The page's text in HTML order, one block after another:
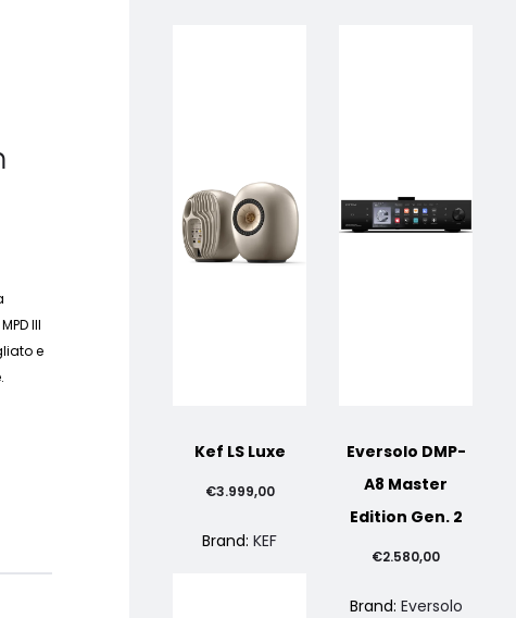
III
e
Kef LS Luxe
€3.999,00
Brand:KEF
Eversolo DMP-
A8 Master
Edition Gen. 2
€2.580,00
Brand: Eversolo